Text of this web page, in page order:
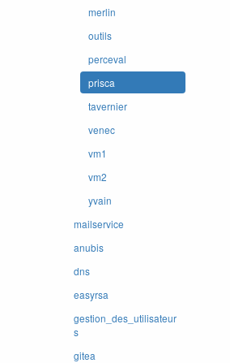
merlin
outils
perceval
prisca
tavernier
venec
vm1
vm2
yvain
mailservice
anubis
dns
easyrsa
gestion_des_utilisateur
s
gitea